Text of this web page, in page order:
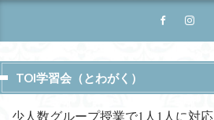
TOI学習会（とわがく）
少人数グループ授業で1人1人に対応